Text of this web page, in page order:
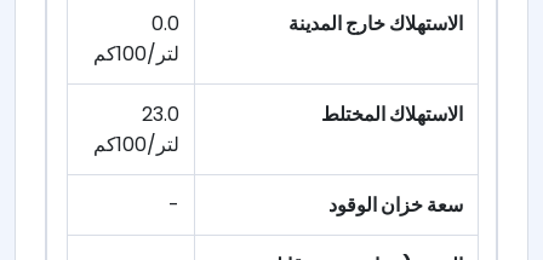
الاستهلاك خارج المدينة
0.0
لتر/100كم
الاستهلاك المختلط
23.0
لتر/100كم
سعة خزان الوقود -